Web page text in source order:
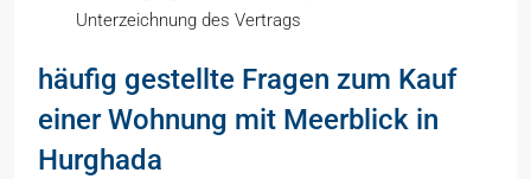
Unterzeichnung des Vertrags
häufig gestellte Fragen zum Kauf
einer Wohnung mit Meerblick in
Hurghada